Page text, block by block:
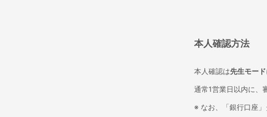
本人確認方法
本人確認は先生モード
通常1営業日以内に、
※ なお、「銀行口座」